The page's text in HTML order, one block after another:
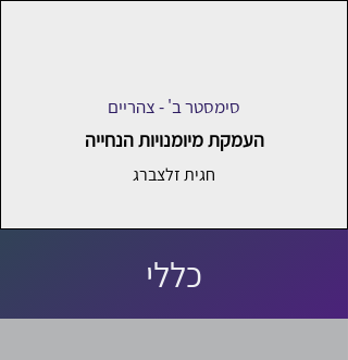
סימסטר ב' - צהריים
העמקת מיומנויות הנחייה
חגית זלצברג
כללי